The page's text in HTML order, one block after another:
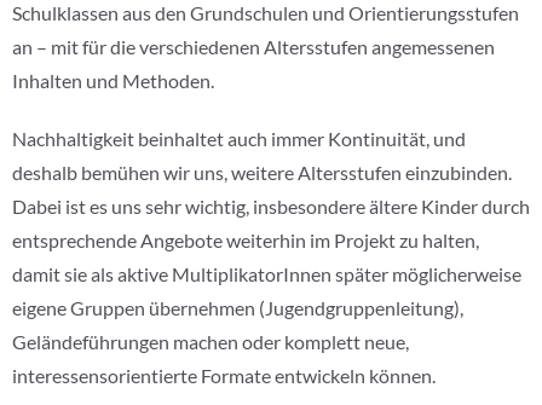
Schulklassen aus den Grundschulen und Orientierungsstufen
an – mit für die verschiedenen Altersstufen angemessenen
Inhalten und Methoden.
Nachhaltigkeit beinhaltet auch immer Kontinuität, und
deshalb bemühen wir uns, weitere Altersstufen einzubinden.
Dabei ist es uns sehr wichtig, insbesondere ältere Kinder durch
entsprechende Angebote weiterhin im Projekt zu halten,
damit sie als aktive MultiplikatorInnen später möglicherweise
eigene Gruppen übernehmen (Jugendgruppenleitung),
Geländeführungen machen oder komplett neue,
interessensorientierte Formate entwickeln können.